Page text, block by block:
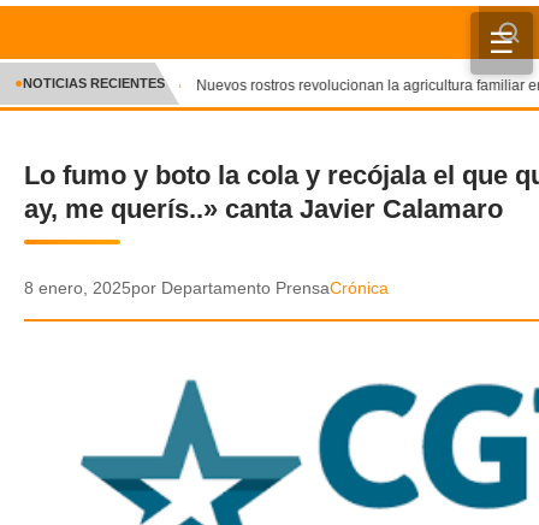
☰
INICIO
CRÓNICA
DEPORTES
ENTRETENIMIENTO Y CULTURA
POLICIAL
AUDIOS
VIDEOS
GALERIA DE FOTOS
✕
NOTICIAS RECIENTES Nuevos rostros revolucionan la agricultura familiar
Lo fumo y boto la cola y recójala el que
ay, me querís..» canta Javier Calamaro
8 enero, 2025por Departamento PrensaCrónica